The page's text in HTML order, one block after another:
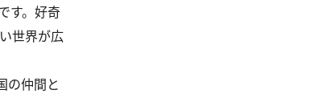
す。好奇
世界が広
の仲間と